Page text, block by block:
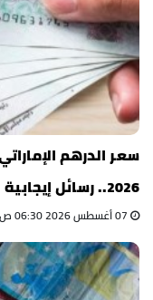
2026.. رسائل إيجابية